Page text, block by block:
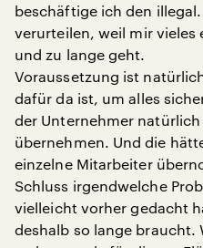
beschäftige ich den
verurteilen, weil mir vieles
und zu lange geht.
Voraussetzung ist
dafür da ist, um alles
der Unternehmer
übernehmen. Und die
einzelne Mitarbeiter
Schluss irgendwelche
vielleicht vorher gedacht
deshalb so lange braucht.